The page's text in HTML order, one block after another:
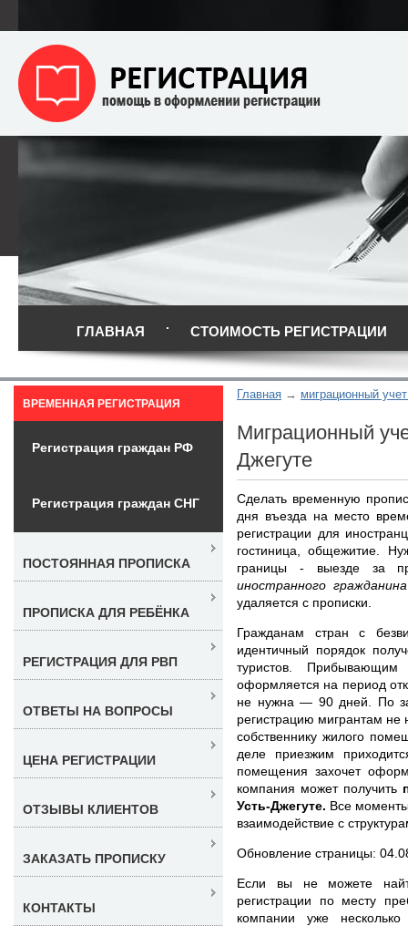
ГЛАВНАЯ СТОИМОСТЬ РЕГИСТРАЦИИ
Главная миграционный
Миграционный
Джегуте
Сделать временную
дня въезда на место
регистрации для
гостиница, общежитие.
границы - выезде за
иностранного
удаляется с прописки.
Гражданам стран с
идентичный порядок
туристов. Прибывающим
оформляется на период
не нужна — 90 дней. По
регистрацию мигрантам не
собственнику жилого
деле приезжим
помещения захочет
компания может получить
Усть-Джегуте. Все
взаимодействие с
Обновление страницы:
Если вы не можете
регистрации по месту
компании уже
ВРЕМЕННАЯ РЕГИСТРАЦИЯ
Регистрация граждан РФ
Регистрация граждан СНГ
ПОСТОЯННАЯ ПРОПИСКА
ПРОПИСКА ДЛЯ РЕБЁНКА
РЕГИСТРАЦИЯ ДЛЯ РВП
ОТВЕТЫ НА ВОПРОСЫ
ЦЕНА РЕГИСТРАЦИИ
ОТЗЫВЫ КЛИЕНТОВ
ЗАКАЗАТЬ ПРОПИСКУ
КОНТАКТЫ